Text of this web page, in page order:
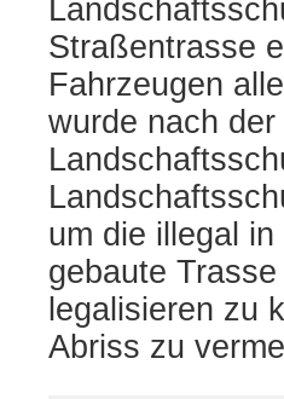
Straßentrasse
Fahrzeugen
wurde nach
um die illegal
gebaute
legalisieren zu
Abriss zu